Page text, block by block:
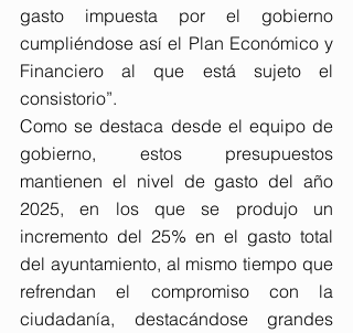
gasto impuesta por el gobierno
cumpliéndose así el Plan Económico y
Financiero al que está sujeto el
consistorio”.
Como se destaca desde el equipo de
gobierno, estos presupuestos
mantienen el nivel de gasto del año
2025, en los que se produjo un
incremento del 25% en el gasto total
del ayuntamiento, al mismo tiempo que
refrendan el compromiso con la
ciudadanía, destacándose grandes